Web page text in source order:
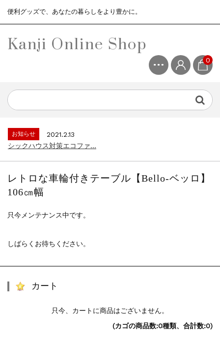
便利グッズで、あなたの暮らしをより豊かに。
Kanji Online Shop 0
シックハウス対策エコファ...
お知らせ
2021.4.13
お知らせ
2021.2.13
シックハウス対策エコファ...
お知らせ
2021.2.13
シックハウス対策エコファ...
レトロな車輪付きテーブル【Bello-ベッロ】
106㎝幅
只今メンテナンス中です。
しばらくお待ちください。
カート
只今、カートに商品はございません。
(カゴの商品数:0種類、合計数:0)